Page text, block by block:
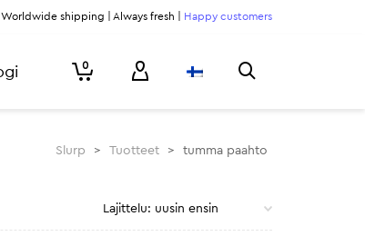
Worldwide shipping | Always fresh | Happy customers
0
Slurp > Tuotteet > tumma paahto